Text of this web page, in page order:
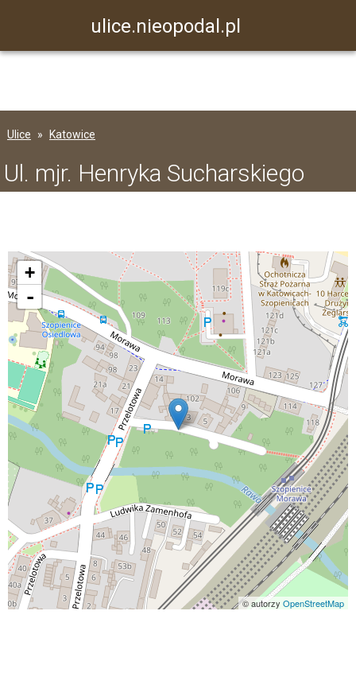
ulice.nieopodal.pl
Ulice Katowice
Ul. mjr. Henryka Sucharskiego
+
-
© autorzy OpenStreetMap